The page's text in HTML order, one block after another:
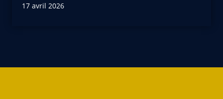
17 avril 2026